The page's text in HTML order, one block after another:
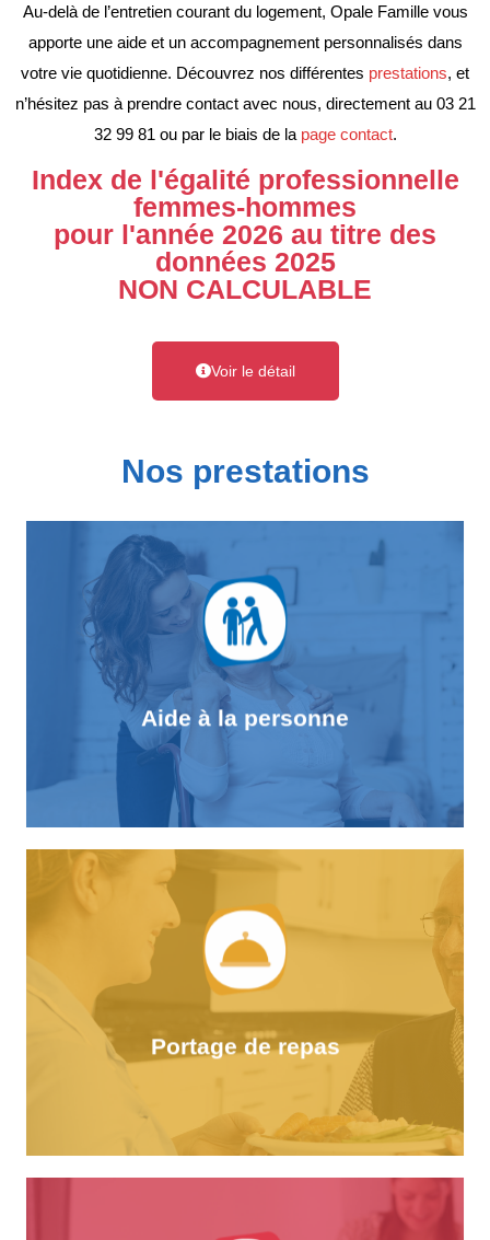
Au-delà de l’entretien courant du logement, Opale Famille vous
apporte une aide et un accompagnement personnalisés dans
votre vie quotidienne. Découvrez nos différentes prestations, et
n’hésitez pas à prendre contact avec nous, directement au 03 21
32 99 81 ou par le biais de la page contact.
Index de l'égalité professionnelle
femmes-hommes
pour l'année 2026 au titre des
données 2025
NON CALCULABLE
Voir le détail
Nos prestations
Aide à la personne
Aide à la personne
Nous accompagnons toute personne en perte
d'autonomie dans les actes essentiels de la vie
quotidienne...
En savoir plus
Portage de repas
Nous proposons aux personnes de plus de 60 ans
ou reconnues handicapées la livraison en châine
froide...
En savoir plus